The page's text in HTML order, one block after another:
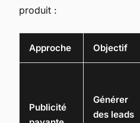
produit :
Approche Objectif
Publicité
Générer
des leads